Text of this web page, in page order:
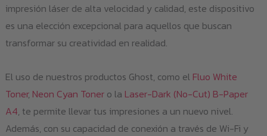
impresión láser de alta velocidad y calidad, este dispositivo
es una elección excepcional para aquellos que buscan
transformar su creatividad en realidad.
El uso de nuestros productos Ghost, como el Fluo White
Toner, Neon Cyan Tonero la Laser-Dark (No-Cut) B-Paper
A4, te permite llevar tus impresiones a un nuevo nivel.
Además, con su capacidad de conexión a través de Wi-Fi y